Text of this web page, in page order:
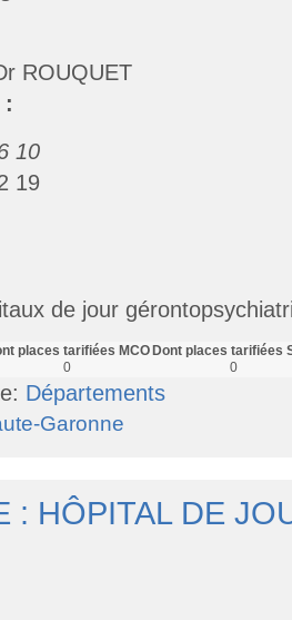
ROUQUET
:
10
19
de jour
places tarifiées MCO
0
Dont places tarifiées
0
Départements
Garonne
: HÔPITAL DE